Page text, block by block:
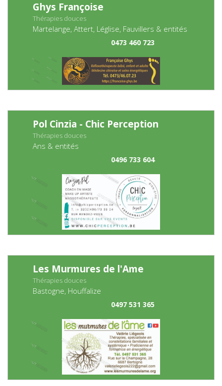
Ghys Françoise
Thérapies douces
Martelange, Attert, Léglise, Fauvillers & entités
0473 460 723
Pol Cinzia - Chic Perception
Thérapies douces
Ans & entités
0496 733 604
Les Murmures de l'Ame
Thérapies douces
Bastogne, Houffalize
0497 531 365